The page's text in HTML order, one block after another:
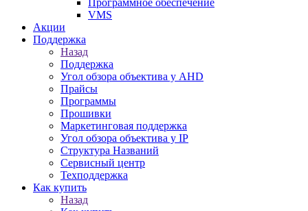
Программное обеспечение
VMS
Акции
Поддержка
Назад
Поддержка
Угол обзора объектива у AHD
Прайсы
Программы
Прошивки
Маркетинговая поддержка
Угол обзора объектива у IP
Структура Названий
Сервисный центр
Техподдержка
Как купить
Назад